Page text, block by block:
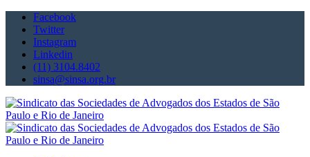
Facebook
Twitter
Instagram
Linkedin
(11) 3104.8402
sinsa@sinsa.org.br